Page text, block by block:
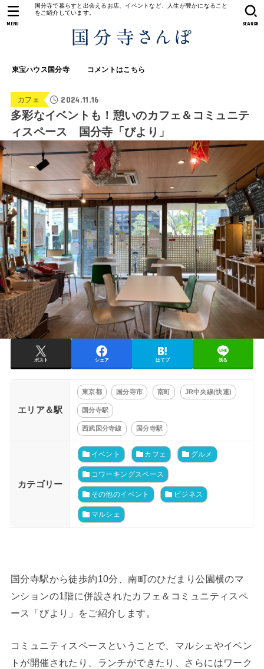
国分寺で暮らすと出会えるお店、イベントなど、人生が豊かになること
をご紹介しています。
東宝ハウス国分寺 コメントはこちら
SEARCH
MENU
カフェ 2024.11.16
多彩なイベントも！憩いのカフェ＆コミュニテ
ィスペース 国分寺「びより」
ポスト シェア はてブ 送る
エリア＆駅
東京都 国分寺市 南町 JR中央線(快速)
国分寺駅
西武国分寺線 国分寺駅
カテゴリー
イベント カフェ グルメ
コワーキングスペース
その他のイベント ビジネス
マルシェ
国分寺駅から徒歩約10分、南町のひだまり公園横のマ
ンションの1階に併設されたカフェ＆コミュニティスペ
ース「びより」をご紹介します。
コミュニティスペースということで、マルシェやイベン
トが開催されたり、ランチができたり、さらにはワーク